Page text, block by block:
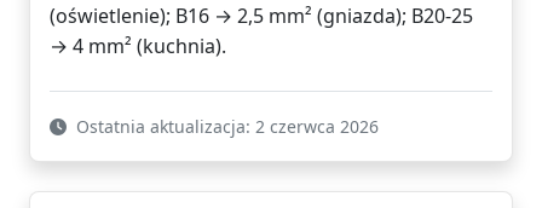
(oświetlenie); B16 → 2,5 mm² (gniazda); B20-25
→ 4 mm² (kuchnia).
Ostatnia aktualizacja: 2 czerwca 2026